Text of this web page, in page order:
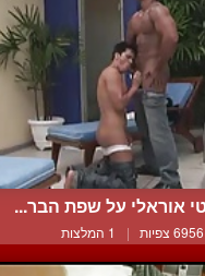
אוראלי על שפת הבר...
6956 צפיות | 1 המלצות